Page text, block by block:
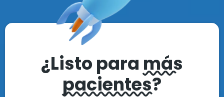
¿Listo para más
pacientes?